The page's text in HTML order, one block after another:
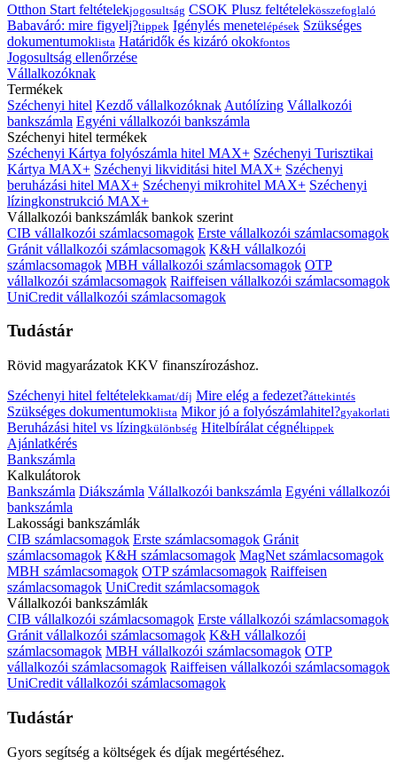
Otthon Start feltételekjogosultság CSOK Plusz feltételekösszefoglaló
Babaváró: mire figyelj?tippek Igénylés menetelépések Szükséges
dokumentumoklista Határidők és kizáró okokfontos
Jogosultság ellenőrzése
Vállalkozóknak
Termékek
Széchenyi hitel Kezdő vállalkozóknak Autólízing Vállalkozói
bankszámla Egyéni vállalkozói bankszámla
Széchenyi hitel termékek
Széchenyi Kártya folyószámla hitel MAX+ Széchenyi Turisztikai
Kártya MAX+ Széchenyi likviditási hitel MAX+ Széchenyi
beruházási hitel MAX+ Széchenyi mikrohitel MAX+ Széchenyi
lízingkonstrukció MAX+
Vállalkozói bankszámlák bankok szerint
CIB vállalkozói számlacsomagok Erste vállalkozói számlacsomagok
Gránit vállalkozói számlacsomagok K&H vállalkozói
számlacsomagok MBH vállalkozói számlacsomagok OTP
vállalkozói számlacsomagok Raiffeisen vállalkozói számlacsomagok
UniCredit vállalkozói számlacsomagok
Tudástár
Rövid magyarázatok KKV finanszírozáshoz.
Széchenyi hitel feltételekkamat/díj Mire elég a fedezet?áttekintés
Szükséges dokumentumoklista Mikor jó a folyószámlahitel?gyakorlati
Beruházási hitel vs lízingkülönbség Hitelbírálat cégnéltippek
Ajánlatkérés
Bankszámla
Kalkulátorok
Bankszámla Diákszámla Vállalkozói bankszámla Egyéni vállalkozói
bankszámla
Lakossági bankszámlák
CIB számlacsomagok Erste számlacsomagok Gránit
számlacsomagok K&H számlacsomagok MagNet számlacsomagok
MBH számlacsomagok OTP számlacsomagok Raiffeisen
számlacsomagok UniCredit számlacsomagok
Vállalkozói bankszámlák
CIB vállalkozói számlacsomagok Erste vállalkozói számlacsomagok
Gránit vállalkozói számlacsomagok K&H vállalkozói
számlacsomagok MBH vállalkozói számlacsomagok OTP
vállalkozói számlacsomagok Raiffeisen vállalkozói számlacsomagok
UniCredit vállalkozói számlacsomagok
Tudástár
Gyors segítség a költségek és díjak megértéséhez.